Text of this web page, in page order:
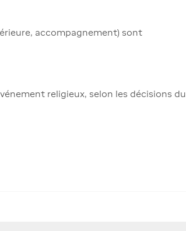
accompagnement) sont
religieux, selon les décisions du